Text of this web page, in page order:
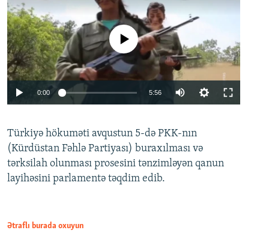
Auto 240p 360p 480p
720p 1080p
No media source currently available
0:00 5:56
360p
480p
Türkiyə hökuməti avqustun 5-də PKK-nın
(Kürdüstan Fəhlə Partiyası) buraxılması və
tərksilah olunması prosesini tənzimləyən qanun
layihəsini parlamentə təqdim edib.
Ətraflı burada oxuyun